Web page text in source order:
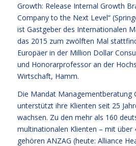
Growth: Release Internal Growth
Company to the Next Level“
ist Gastgeber des Internationalen
das 2015 zum zwölften Mal
Europäer in der Million Dollar
und Honorarprofessor an der
Wirtschaft, Hamm.
Die Mandat Managementberatung
unterstützt ihre Klienten seit 25
wachsen. Zu den mehr als 160
multinationalen Klienten – mit über
gehören ANZAG (heute: Alliance